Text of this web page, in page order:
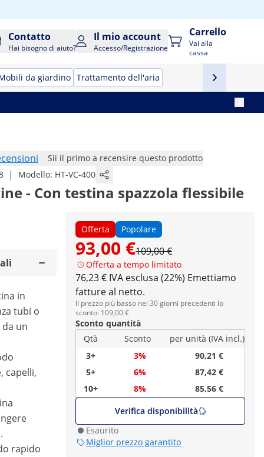
Contatto
Hai bisogno di aiuto?
Il mio account
Accesso/Registrazione
Carrello
Vai alla
cassa
da giardino Trattamento dell'aria
Sii il primo a recensire questo prodotto
| Modello: HT-VC-400
- Con testina spazzola flessibile
Offerta Popolare
93,00 €109,00 €
Offerta a tempo limitato
76,23 € IVA esclusa (22%) Emettiamo
fatture al netto.
Il prezzo più basso nei 30 giorni precedenti lo
sconto: 109,00 €
Sconto quantità
Qtà
Sconto
per unità (IVA incl.)
3+
3%
90,21 €
5+
6%
87,42 €
10+
8%
85,56 €
Verifica disponibilità
Esaurito
Miglior prezzo garantito
in
tubi o
un
capelli,
rapido